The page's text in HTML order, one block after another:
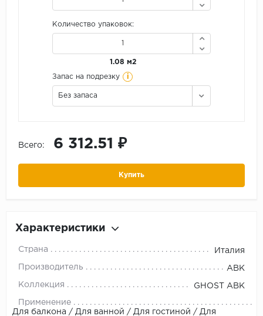
Количество упаковок:
1.08 м2
Запас на подрезку i
Без запаса
Всего: 6 312.51 ₽
Купить
Характеристики
Страна Италия
Производитель ABK
Коллекция GHOST ABK
Применение
Для балкона / Для ванной / Для гостиной / Для